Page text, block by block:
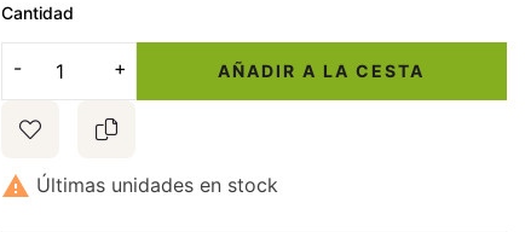
Cantidad
AÑADIR A LA CESTA
 Últimas unidades en stock